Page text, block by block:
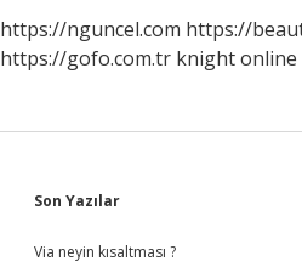
Mı
https://nguncel.com https://
https://gofo.com.tr knight online
Sidebar
Son Yazılar
Via neyin kısaltması ?